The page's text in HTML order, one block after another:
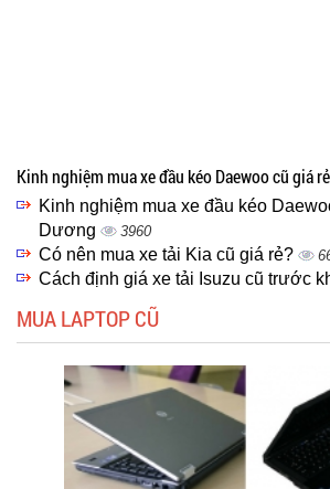
Kinh nghiệm mua xe đầu kéo Daewoo cũ giá
Kinh nghiệm mua xe đầu kéo
Dương
3960
Có nên mua xe tải Kia cũ giá rẻ?
Cách định giá xe tải Isuzu cũ trước
MUA LAPTOP CŨ